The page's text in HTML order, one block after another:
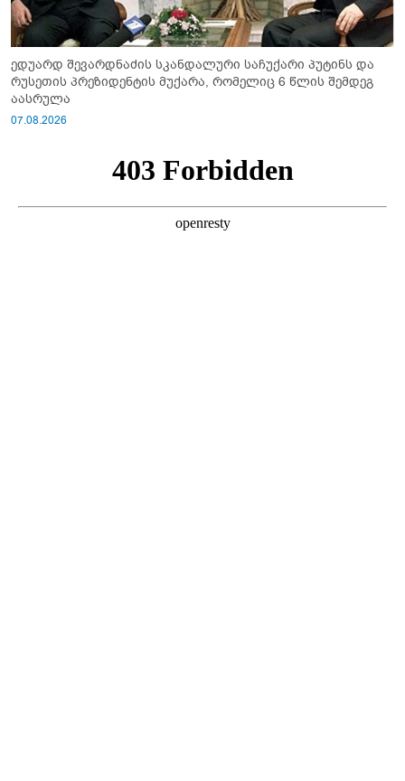
ედუარდ შევარდნაძის სკანდალური საჩუქარი პუტინს და
რუსეთის პრეზიდენტის მუქარა, რომელიც 6 წლის შემდეგ
აასრულა
07.08.2026